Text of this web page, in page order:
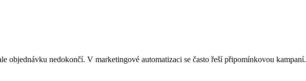
objednávku nedokončí. V marketingové automatizaci se často řeší připomínkovou kampaní.